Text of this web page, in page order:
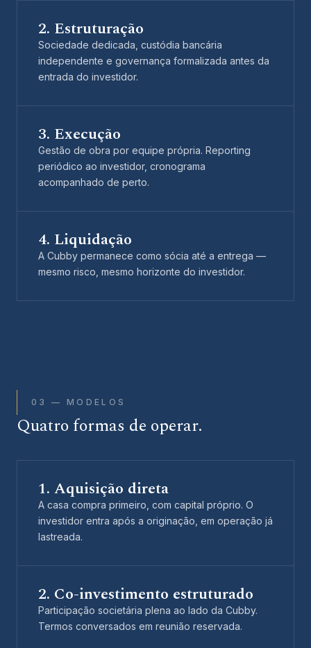
2. Estruturação
Sociedade dedicada, custódia bancária
independente e governança formalizada antes da
entrada do investidor.
3. Execução
Gestão de obra por equipe própria. Reporting
periódico ao investidor, cronograma
acompanhado de perto.
4. Liquidação
A Cubby permanece como sócia até a entrega —
mesmo risco, mesmo horizonte do investidor.
03 — MODELOS
Quatro formas de operar.
1. Aquisição direta
A casa compra primeiro, com capital próprio. O
investidor entra após a originação, em operação já
lastreada.
2. Co-investimento estruturado
Participação societária plena ao lado da Cubby.
Termos conversados em reunião reservada.